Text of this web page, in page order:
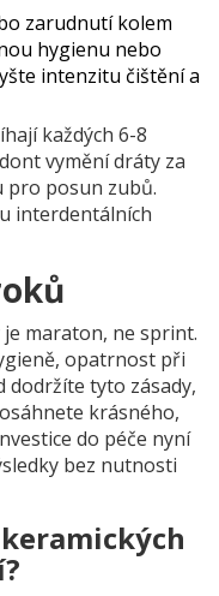
zarudnutí kolem
hygienu nebo
intenzitu čištění a
každých 6-8
vymění dráty za
pro posun zubů.
interdentálních
maraton, ne sprint.
opatrnost při
dodržíte tyto zásady,
krásného,
do péče nyní
bez nutnosti